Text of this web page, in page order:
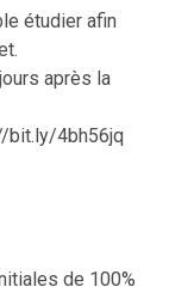
étudier afin
après la
bit.ly/4bh56jq
de 100%